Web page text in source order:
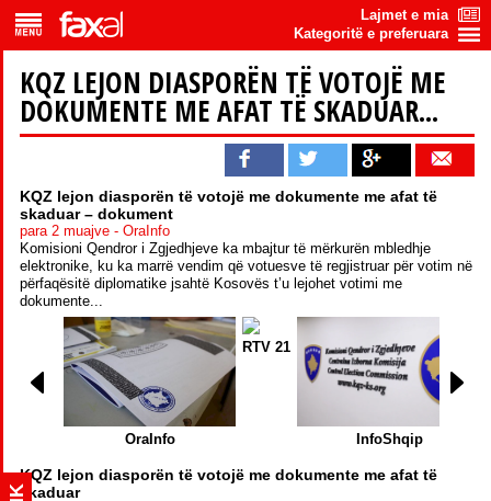
Lajmet e mia
Kategoritë e preferuara
KQZ LEJON DIASPORËN TË VOTOJË ME
DOKUMENTE ME AFAT TË SKADUAR...
KQZ lejon diasporën të votojë me dokumente me afat të
skaduar – dokument
para 2 muajve - OraInfo
Komisioni Qendror i Zgjedhjeve ka mbajtur të mërkurën mbledhje
elektronike, ku ka marrë vendim që votuesve të regjistruar për votim në
përfaqësitë diplomatike jsahtë Kosovës t’u lejohet votimi me
dokumente...
OraInfo
RTV 21
InfoShqip
KQZ lejon diasporën të votojë me dokumente me afat të
skaduar